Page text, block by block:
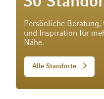
Persönliche
und Inspiration für
Nähe.
Alle Standorte